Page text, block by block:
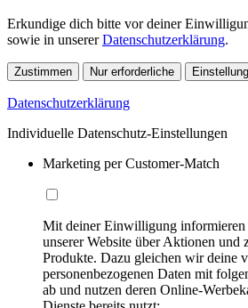
Erkundige dich bitte vor deiner
sowie in unsererDatenschutzerklärung.
Zustimmen Nur erforderliche
Datenschutzerklärung
Individuelle Datenschutz-Einstellungen
Marketing per Customer-Match
Mit deiner Einwilligung informieren
unserer Website über Aktionen und
Produkte. Dazu gleichen wir deine
personenbezogenen Daten mit
ab und nutzen deren Online-